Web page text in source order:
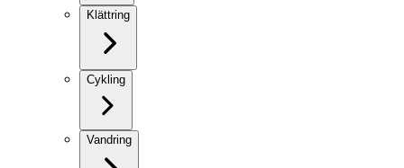
Klättring
Cykling
Vandring